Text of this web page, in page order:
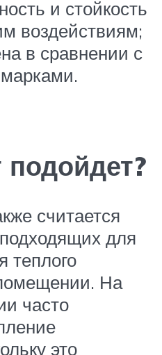
и стойкость
воздействиям;
в сравнении с
считается
для
теплого
На
часто
это